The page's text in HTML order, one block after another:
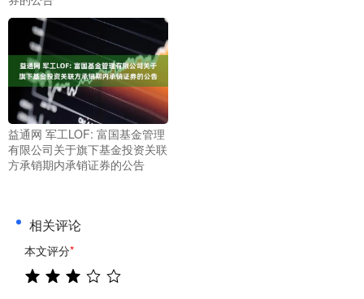
益通网 军工LOF: 富国基金管理
有限公司关于旗下基金投资关联
方承销期内承销证券的公告
相关评论
本文评分*